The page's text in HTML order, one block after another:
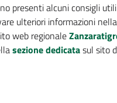
presenti alcuni consigli
ulteriori informazioni
web regionale
sezione dedicatasul sito